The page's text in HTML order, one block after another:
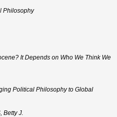
Philosophy
It Depends on Who We Think We
Political Philosophy to Global
Betty J.